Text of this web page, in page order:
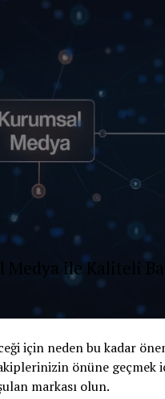
Medya ile Kaliteli
için neden bu kadar
önüne geçmek
markası olun.